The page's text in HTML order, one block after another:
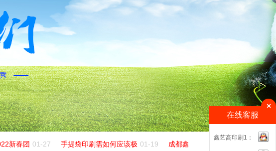
新春团 01-27 手提袋印刷需如何应该极 01-19 成都鑫艺高印务招聘平面 07-01
在线客服
×
鑫艺高印刷1：